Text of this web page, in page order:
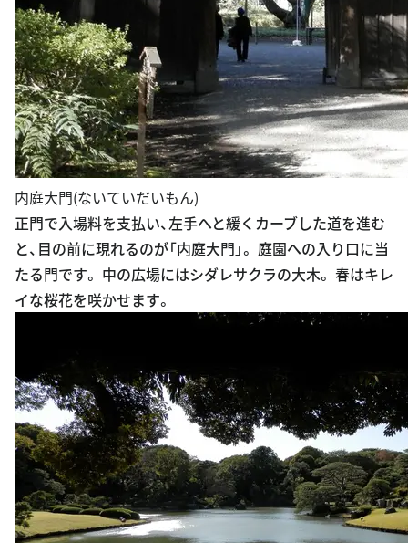
内庭大門(ないていだいもん)
正門で入場料を支払い、左手へと緩くカーブした道を進む
と、目の前に現れるのが「内庭大門」。 庭園への入り口に当
たる門です。 中の広場にはシダレサクラの大木。 春はキレ
イな桜花を咲かせます。